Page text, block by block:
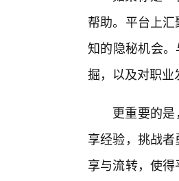
帮助。平台上
知的隐秘机会
掘，以及对职
更重要的
享经验，挑战
享与流转，使